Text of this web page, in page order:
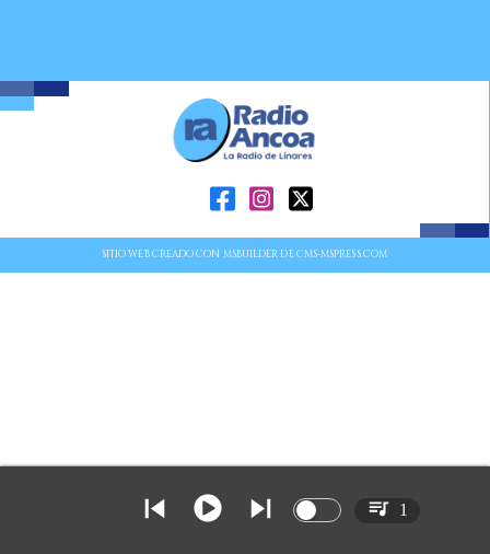
SITIO WEB CREADO CON MSBUILDER DE CMS-MSPRESS.COM
1